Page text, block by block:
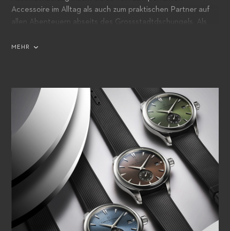
Accessoire im Alltag als auch zum praktischen Partner auf
allen Abenteuern abseits des Grossstadtdschungels. Als
Peripheral die Realität des modernen Lebens wider: Ihre
MEHR